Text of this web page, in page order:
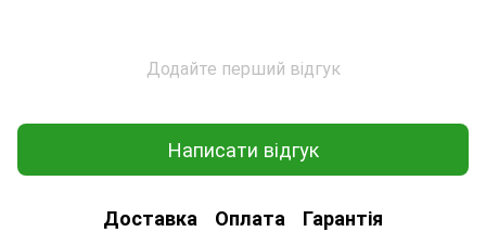
Додайте перший відгук
Написати відгук
Доставка Оплата Гарантія